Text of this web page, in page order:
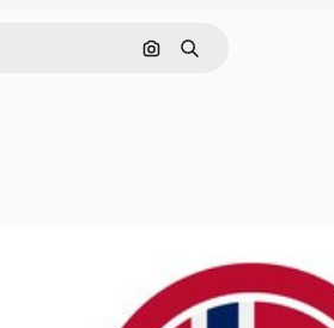
画像で検索
検索